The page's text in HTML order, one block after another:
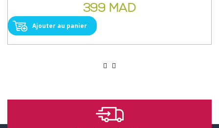
399 MAD
Ajouter au panier